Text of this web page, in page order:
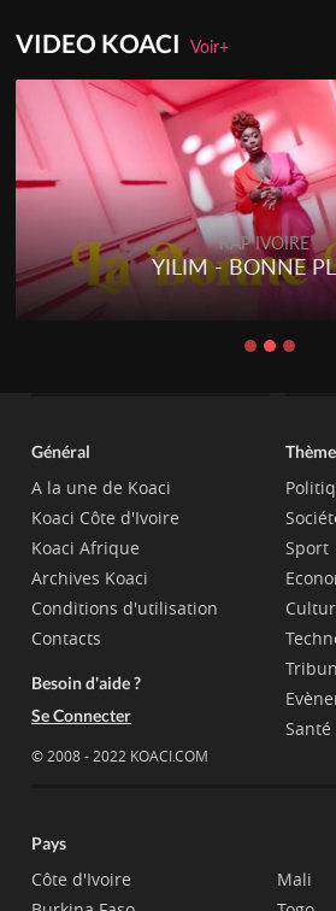
VIDEO KOACIVoir+
RAP IVOIRE
YILIM - BONNE
Général
A la une de Koaci
Koaci Côte d'Ivoire
Koaci Afrique
Archives Koaci
Conditions d'utilisation
Contacts
Besoin d'aide ?
Se Connecter
© 2008 - 2022 KOACI.COM
Sport
Santé
Pays
Côte d'Ivoire
Mali